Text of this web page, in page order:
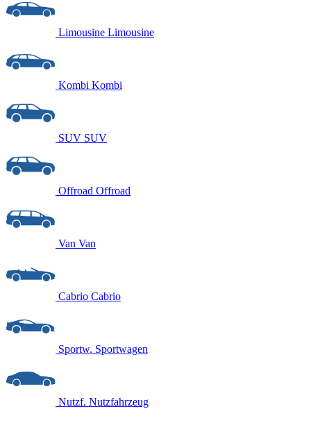
Limousine Limousine
Kombi Kombi
SUV SUV
Offroad Offroad
Van Van
Cabrio Cabrio
Sportw. Sportwagen
Nutzf. Nutzfahrzeug